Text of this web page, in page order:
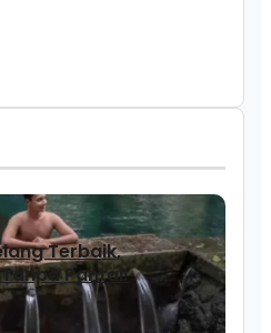
Terbaik,
Pantai!